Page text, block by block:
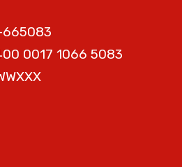
665083
0017 1066 5083